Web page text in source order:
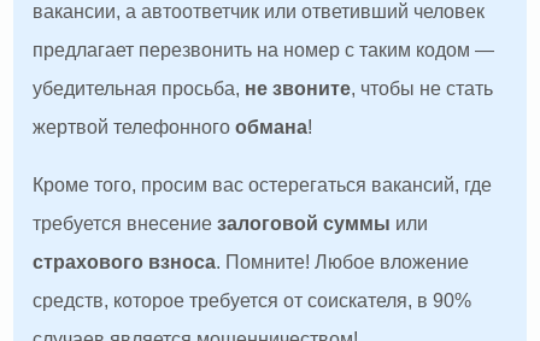
вакансии, а автоответчик или ответивший человек
предлагает перезвонить на номер с таким кодом —
убедительная просьба, не звоните, чтобы не стать
жертвой телефонногообмана!
Кроме того, просим вас остерегаться вакансий, где
требуется внесениезалоговой суммы или
страхового взноса. Помните! Любое вложение
средств, которое требуется от соискателя, в 90%